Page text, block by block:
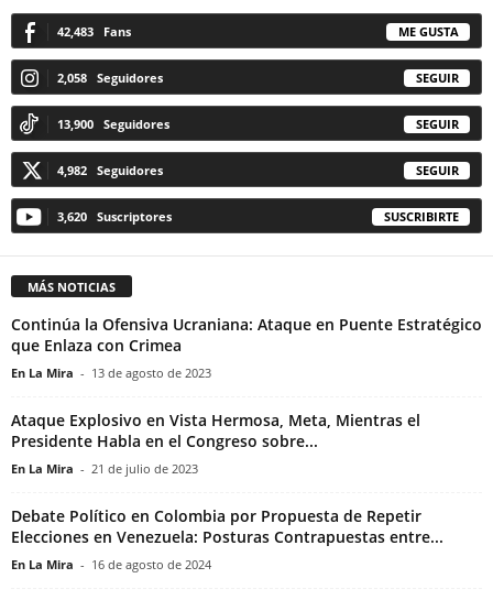
42,483 Fans ME GUSTA
2,058 Seguidores SEGUIR
13,900 Seguidores SEGUIR
4,982 Seguidores SEGUIR
3,620 Suscriptores SUSCRIBIRTE
MÁS NOTICIAS
Continúa la Ofensiva Ucraniana: Ataque en Puente Estratégico
que Enlaza con Crimea
En La Mira - 13 de agosto de 2023
Ataque Explosivo en Vista Hermosa, Meta, Mientras el
Presidente Habla en el Congreso sobre...
En La Mira - 21 de julio de 2023
Debate Político en Colombia por Propuesta de Repetir
Elecciones en Venezuela: Posturas Contrapuestas entre...
En La Mira - 16 de agosto de 2024